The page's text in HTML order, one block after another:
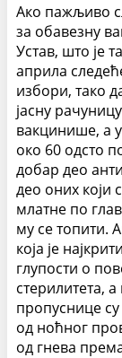
Ако пажљиво
за обавезну
Устав, што је
априла
избори, тако
јасну
вакцинише, а
око 60 одсто
добар део
део оних који
млатне по
му се топити.
која је
глупости о
стерилитета,
пропуснице
од ноћног
од гнева